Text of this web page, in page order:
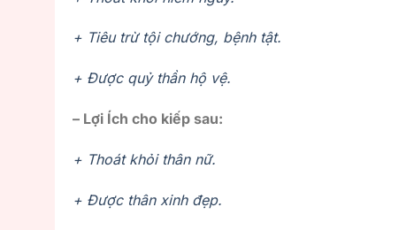
+ Tiêu trừ tội chướng, bệnh tật.
+ Được quỷ thần hộ vệ.
– Lợi Ích cho kiếp sau:
+ Thoát khỏi thân nữ.
+ Được thân xinh đẹp.